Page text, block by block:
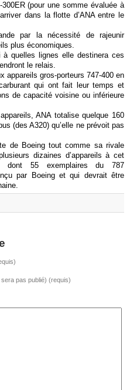
(pour une somme évaluée à
dans la flotte d’ANA entre le
par la nécessité de rajeunir
plus économiques.
à quelles lignes elle destinera ces
le relais.
appareils gros-porteurs 747-400 en
qui ont fait leur temps et
de capacité voisine ou inférieure
ANA totalise quelque 160
(des A320) qu’elle ne prévoit pas
de Boeing tout comme sa rivale
dizaines d’appareils à cet
dont 55 exemplaires du 787
par Boeing et qui devrait être
sera pas publié) (requis)